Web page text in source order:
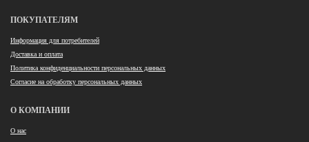
ПОКУПАТЕЛЯМ
Информация для потребителей
Доставка и оплата
Политика конфиденциальности персональных данных
Согласие на обработку персональных данных
О КОМПАНИИ
О нас